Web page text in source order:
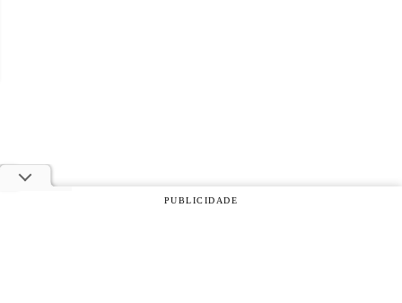
PUBLICIDADE